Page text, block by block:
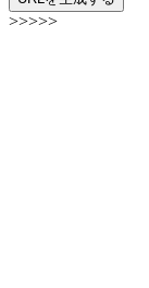
>>>>>